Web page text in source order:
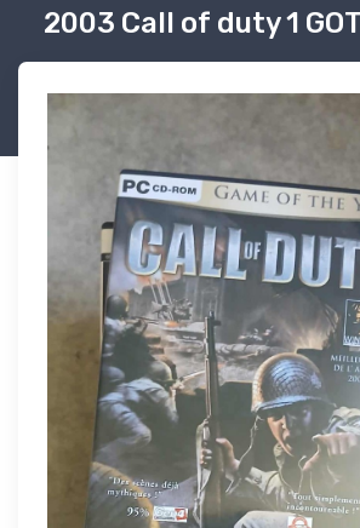
2003 Call of duty 1